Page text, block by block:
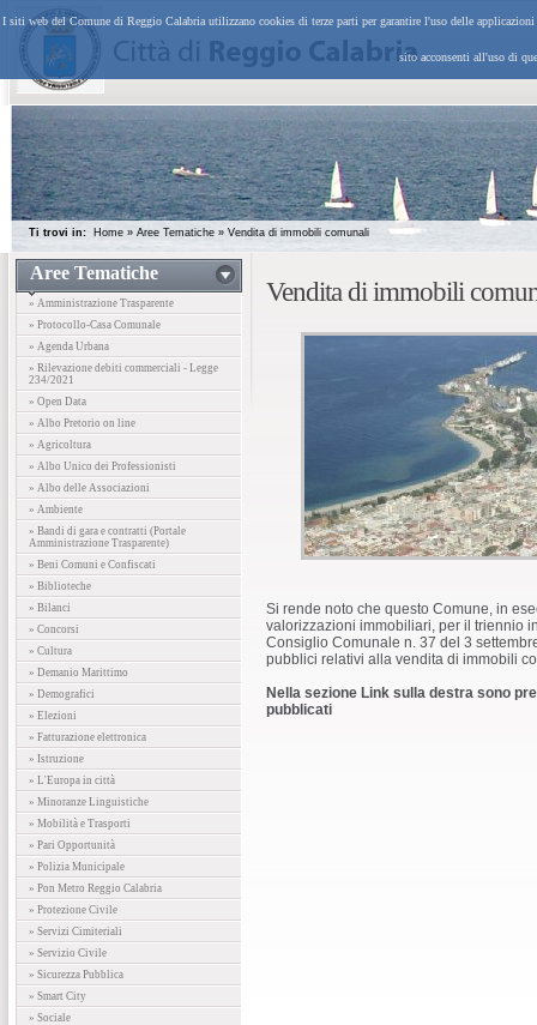
I siti web del Comune di Reggio Calabria utilizzano cookies di terze parti per garantire l'uso delle
sito acconsenti all'uso di
Ti trovi in: Home » Aree Tematiche » Vendita di immobili comunali
Aree Tematiche
» Amministrazione Trasparente
» Protocollo-Casa Comunale
» Agenda Urbana
» Rilevazione debiti commerciali - Legge
234/2021
» Open Data
» Albo Pretorio on line
» Agricoltura
» Albo Unico dei Professionisti
» Albo delle Associazioni
» Ambiente
» Bandi di gara e contratti (Portale
Amministrazione Trasparente)
» Beni Comuni e Confiscati
» Biblioteche
» Bilanci
» Concorsi
» Cultura
» Demanio Marittimo
» Demografici
» Elezioni
» Fatturazione elettronica
» Istruzione
» L'Europa in città
» Minoranze Linguistiche
» Mobilità e Trasporti
» Pari Opportunità
» Polizia Municipale
» Pon Metro Reggio Calabria
» Protezione Civile
» Servizi Cimiteriali
» Servizio Civile
» Sicurezza Pubblica
» Smart City
» Sociale
Vendita di immobili
Si rende noto che questo Comune, in
valorizzazioni immobiliari, per il triennio
Consiglio Comunale n. 37 del 3
pubblici relativi alla vendita di immobili
Nella sezione Link sulla destra sono
pubblicati